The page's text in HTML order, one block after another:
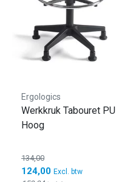
Ergologics
Werkkruk Tabouret PU
Hoog
134,00
124,00 Excl. btw